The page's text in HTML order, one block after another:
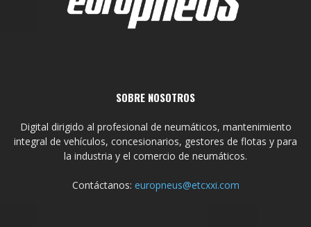
SOBRE NOSOTROS
Digital dirigido al profesional de neumáticos, mantenimiento
integral de vehículos, concesionarios, gestores de flotas y para
la industria y el comercio de neumáticos.
Contáctanos: europneus@etcxxi.com